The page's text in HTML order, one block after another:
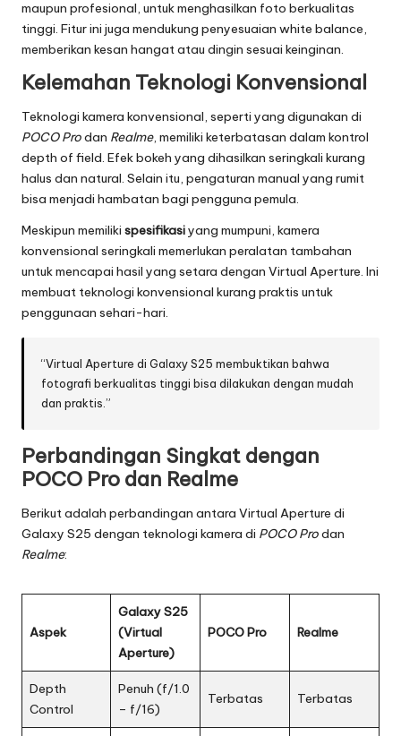
maupun profesional, untuk menghasilkan foto berkualitas
tinggi. Fitur ini juga mendukung penyesuaian white balance,
memberikan kesan hangat atau dingin sesuai keinginan.
Kelemahan Teknologi Konvensional
Teknologi kamera konvensional, seperti yang digunakan di
POCO Prodan Realme, memiliki keterbatasan dalam kontrol
depth of field. Efek bokeh yang dihasilkan seringkali kurang
halus dan natural. Selain itu, pengaturan manual yang rumit
bisa menjadi hambatan bagi pengguna pemula.
Meskipun memiliki spesifikasiyang mumpuni, kamera
konvensional seringkali memerlukan peralatan tambahan
untuk mencapai hasil yang setara dengan Virtual Aperture. Ini
membuat teknologi konvensional kurang praktis untuk
penggunaan sehari-hari.
“Virtual Aperture di Galaxy S25 membuktikan bahwa
fotografi berkualitas tinggi bisa dilakukan dengan mudah
dan praktis.”
Perbandingan Singkat dengan
POCO Pro dan Realme
Berikut adalah perbandingan antara Virtual Aperture di
Galaxy S25 dengan teknologi kamera di POCO Prodan
Realme:
Aspek
Galaxy S25
(Virtual
Aperture)
POCO Pro Realme
Depth
Control
Penuh (f/1.0
– f/16)
Terbatas Terbatas